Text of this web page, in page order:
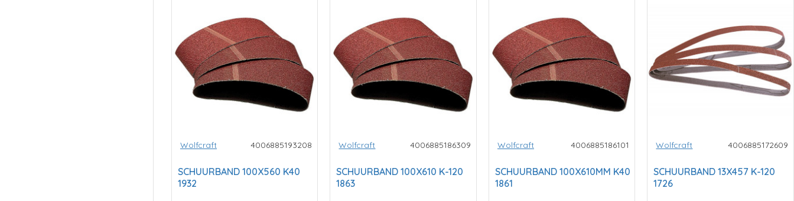
Wolfcraft 4006885193208
SCHUURBAND 100X560 K40
1932
Wolfcraft 4006885186309
SCHUURBAND 100X610 K-120
1863
Wolfcraft 4006885186101
SCHUURBAND 100X610MM K40
1861
Wolfcraft 4006885172609
SCHUURBAND 13X457 K-120
1726